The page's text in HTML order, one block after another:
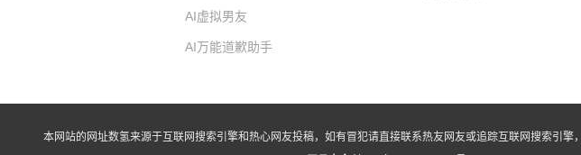
AI虚拟男友
AI万能道歉助手
本网站的网址数氢来源于互联网搜索引擎和热心网友投稿，如有冒犯请直接联系热友网友或追踪互联网搜索引擎